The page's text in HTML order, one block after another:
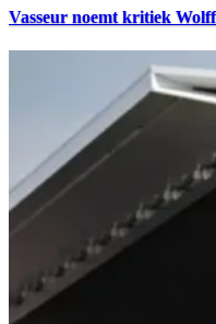
Vasseur noemt kritiek